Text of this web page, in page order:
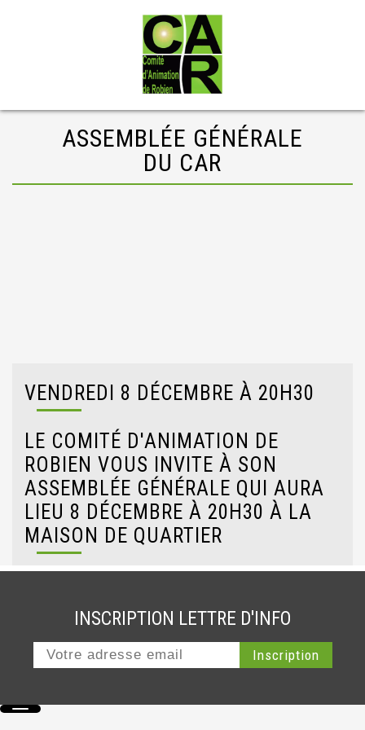
ASSEMBLÉE GÉNÉRALE
DU CAR
VENDREDI 8 DÉCEMBRE À 20H30
LE COMITÉ D'ANIMATION DE
ROBIEN VOUS INVITE À SON
ASSEMBLÉE GÉNÉRALE QUI AURA
LIEU 8 DÉCEMBRE À 20H30 À LA
MAISON DE QUARTIER
INSCRIPTION LETTRE D'INFO